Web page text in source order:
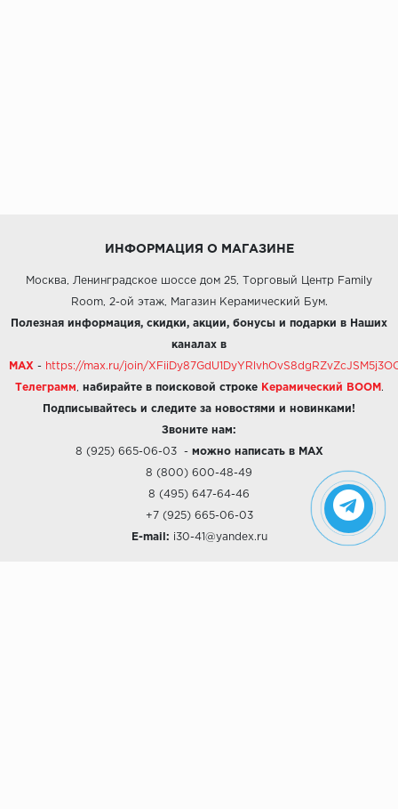
ИНФОРМАЦИЯ О МАГАЗИНЕ
Москва, Ленинградское шоссе дом 25, Торговый Центр Family
Room, 2-ой этаж, Магазин Керамический Бум.
Полезная информация, скидки, акции, бонусы и подарки в Наших
каналах в
MAX - https://max.ru/join/
Телеграмм набирайте в поисковой строке Керамический BOOM .
Подписывайтесь и следите за новостями и новинками!
Звоните нам:
8 (925) 665-06-03- можно написать в MAX
8 (800) 600-48-49
8 (495) 647-64-46
+7 (925) 665-06-03
E-mail: i30-41@yandex.ru